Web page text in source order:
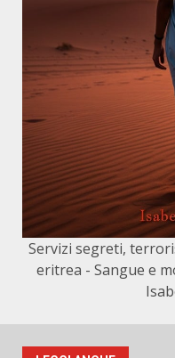
Servizi segreti,
eritrea - Sangue e